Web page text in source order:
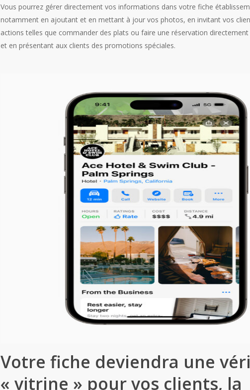
Vous pourrez gérer directement vos informations dans votre fiche
notamment en ajoutant et en mettant à jour vos photos, en invitant vos
actions telles que commander des plats ou faire une réservation
et en présentant aux clients des promotions spéciales.
Votre fiche deviendra une
« vitrine » pour vos clients, la